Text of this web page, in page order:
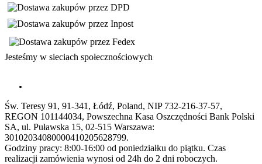
Jesteśmy w sieciach społecznościowych
Św. Teresy 91, 91-341, Łódź, Poland, NIP 732-216-37-57,
REGON 101144034, Powszechna Kasa Oszczędności Bank Polski
SA, ul. Puławska 15, 02-515 Warszawa:
30102034080000410205628799.
Godziny pracy: 8:00-16:00 od poniedziałku do piątku. Czas
realizacji zamówienia wynosi od 24h do 2 dni roboczych.